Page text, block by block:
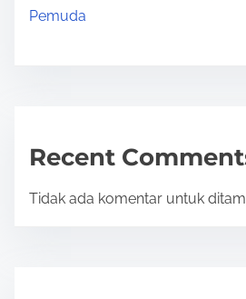
Pemuda
Recent
Tidak ada komentar untuk